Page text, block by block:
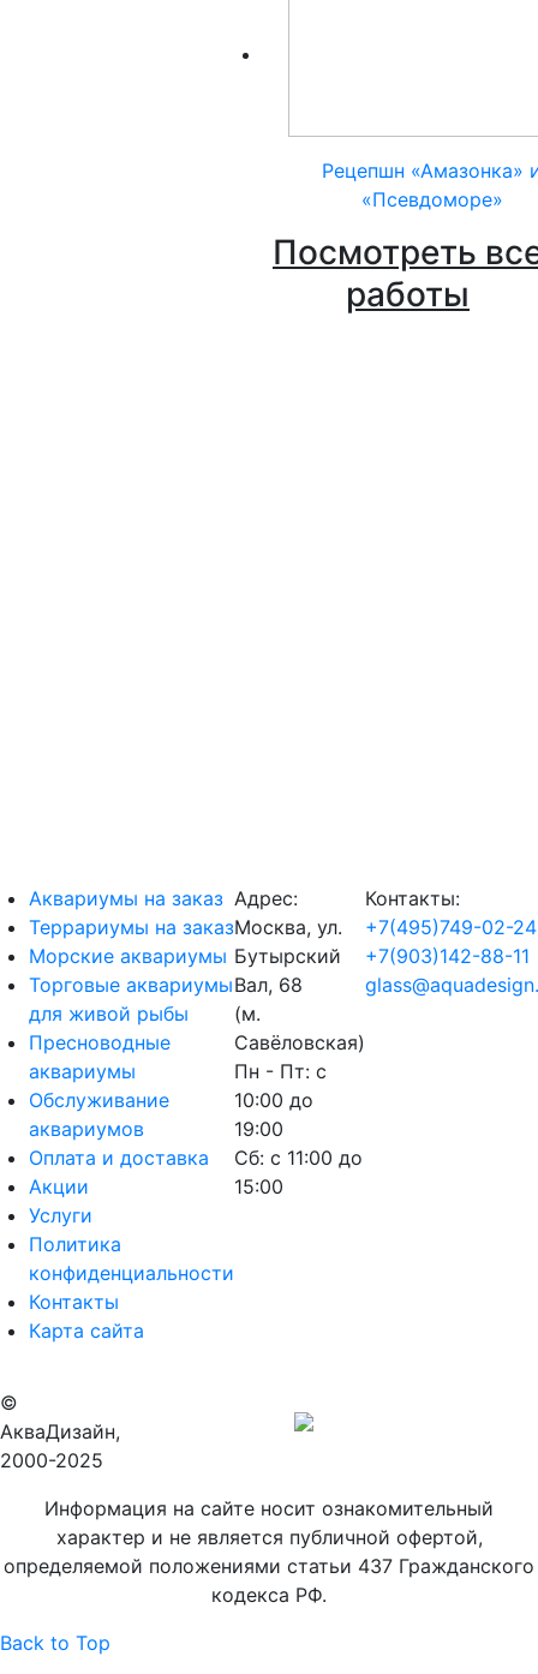
Рецепшн «Амазонка»
«Псевдоморе»
Посмотреть
работы
Аквариумы на заказ
Террариумы на заказ
Морские аквариумы
Торговые аквариумы
для живой рыбы
Пресноводные
аквариумы
Обслуживание
аквариумов
Оплата и доставка
Акции
Услуги
Политика
конфиденциальности
Контакты
Карта сайта
Адрес:
Москва, ул.
Бутырский
Вал, 68
(м.
Савёловская)
Пн - Пт: с
10:00 до
19:00
Сб: с 11:00 до
15:00
Контакты:
+7(495)749-02-24
+7(903)142-88-11
©
АкваДизайн,
2000-2025
Информация на сайте носит ознакомительный
характер и не является публичной офертой,
определяемой положениями статьи 437 Гражданского
кодекса РФ.
Back to Top